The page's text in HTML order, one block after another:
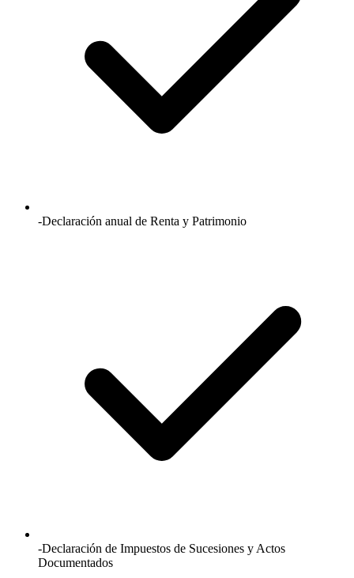
-Declaración anual de Renta y Patrimonio
-Declaración de Impuestos de Sucesiones y Actos
Documentados